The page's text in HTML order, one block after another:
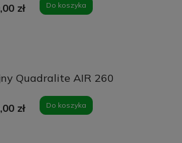
zł Do koszyka
Quadralite AIR 260
zł Do koszyka